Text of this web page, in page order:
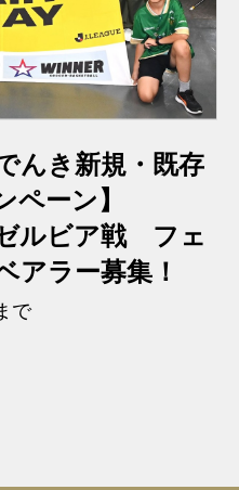
んき新規・既存
ペーン】
ルビア戦 フェ
アラー募集！
で